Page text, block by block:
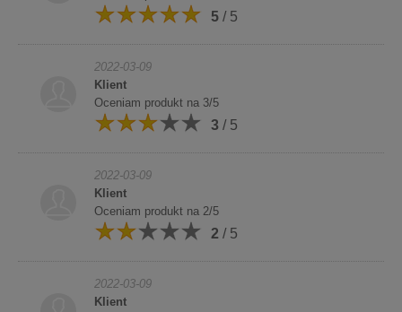
5 / 5
2022-03-09
Klient
Oceniam produkt na 3/5
3 / 5
2022-03-09
Klient
Oceniam produkt na 2/5
2 / 5
2022-03-09
Klient